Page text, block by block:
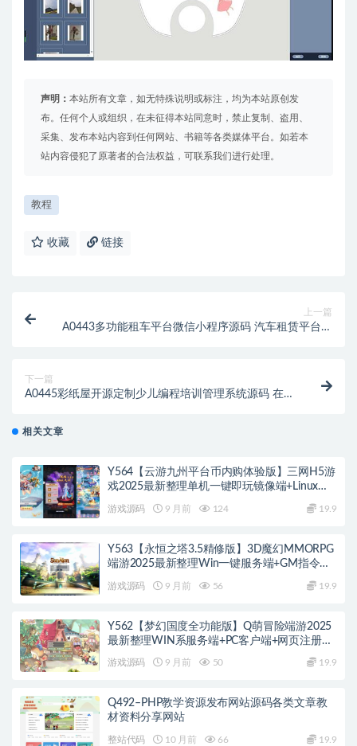
声明： 本站所有文章，如无特殊说明或标注，均为本站原创发
布。任何个人或组织，在未征得本站同意时，禁止复制、盗用、
采集、发布本站内容到任何网站、书籍等各类媒体平台。如若本
站内容侵犯了原著者的合法权益，可联系我们进行处理。
教程
收藏 链接
上一篇
A0443多功能租车平台微信小程序源码 汽车租赁平台源
下一篇
A0445彩纸屋开源定制少儿编程培训管理系统源码 在线
相关文章
Y564【云游九州平台币内购体验版】三网H5游
戏2025最新整理单机一键即玩镜像端+Linux手
游戏源码 9 月前 124 19.9
Y563【永恒之塔3.5精修版】3D魔幻MMORPG
端游2025最新整理Win一键服务端+GM指令
游戏源码 9 月前 56 19.9
Y562【梦幻国度全功能版】Q萌冒险端游2025
最新整理WIN系服务端+PC客户端+网页注册
游戏源码 9 月前 50 19.9
Q492–PHP教学资源发布网站源码各类文章教
材资料分享网站
整站代码 10 月前 66 19.9